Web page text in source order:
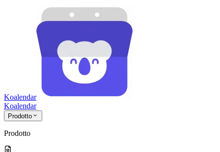
Koalendar
Koalendar
Prodotto
Prodotto